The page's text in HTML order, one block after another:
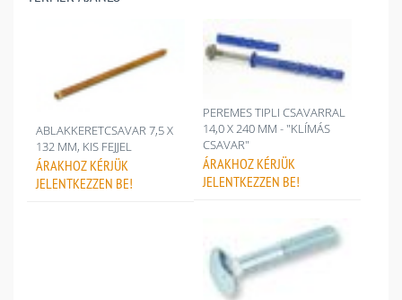
ABLAKKERETCSAVAR 7,5 X
132 MM, KIS FEJJEL
ÁRAKHOZ KÉRJÜK
JELENTKEZZEN BE!
PEREMES TIPLI CSAVARRAL
14,0 X 240 MM - "KLÍMÁS
CSAVAR"
ÁRAKHOZ KÉRJÜK
JELENTKEZZEN BE!